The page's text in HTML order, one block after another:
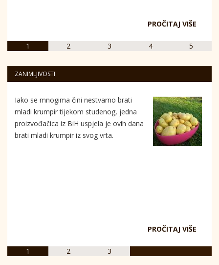
PROČITAJ VIŠE
1 2 3 4 5
ZANIMLJIVOSTI
Iako se mnogima čini nestvarno brati
mladi krumpir tijekom studenog, jedna
proizvođačica iz BiH uspjela je ovih dana
brati mladi krumpir iz svog vrta.
PROČITAJ VIŠE
1 2 3